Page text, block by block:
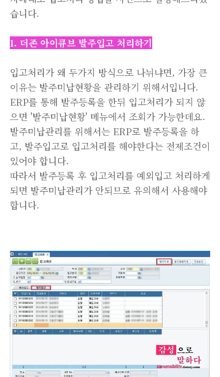
습니다.
1. 더존 아이큐브 발주입고 처리하기
입고처리가 왜 두가지 방식으로 나뉘냐면, 가장 큰
이유는 발주미납현황을 관리하기 위해서입니다.
ERP를 통해 발주등록을 한뒤 입고처리가 되지 않
으면 '발주미납현황' 메뉴에서 조회가 가능한데요.
발주미납관리를 위해서는 ERP로 발주등록을 하
고, 발주입고로 입고처리를 해야한다는 전제조건이
있어야 합니다.
따라서 발주등록 후 입고처리를 예외입고 처리하게
되면 발주미납관리가 안되므로 유의해서 사용해야
합니다.